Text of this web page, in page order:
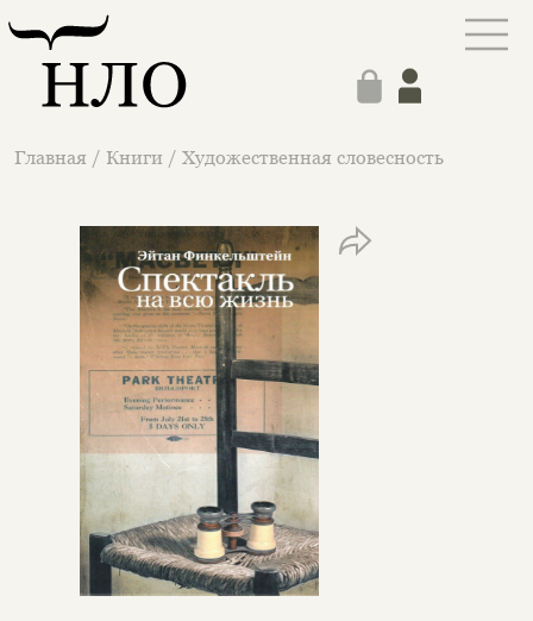
Главная / Книги / Художественная словесность